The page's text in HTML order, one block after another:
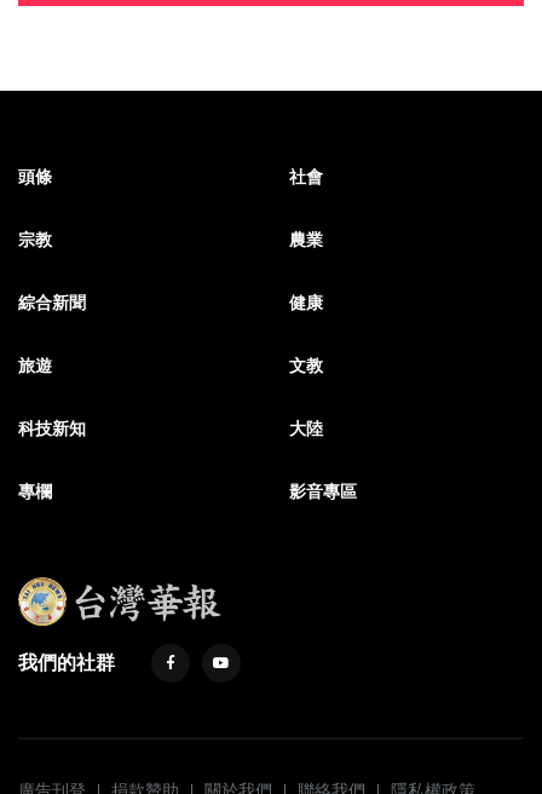
頭條 社會
宗教 農業
綜合新聞 健康
旅遊 文教
科技新知 大陸
專欄 影音專區
我們的社群